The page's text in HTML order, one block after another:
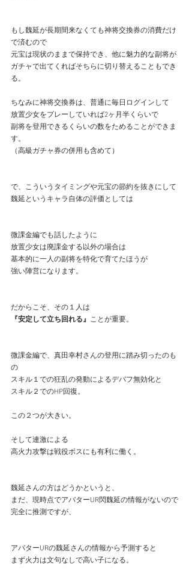
もし魏延が長期間来なくても神将交換券の消費だけ
で済むので
元宝は現状のままで保持でき、他に魅力的な副将が
ガチャで出てくればそちらに切り替えることもでき
る。
ちなみに神将交換券は、普通に毎日ログインして
放置少女をプレーしていれば2ヶ月半くらいで
副将を登用できるくらいの数をためることができま
す。
（高級ガチャ券の併用も含めて）
で、こういうタイミングや元宝の節約を抜きにして
魏延というキャラ自体の評価としては
微課金編でも話したように
放置少女は廃課金する以外の場合は
基本的に一人の副将を特化で育てたほうが
強い陣営になります。
だからこそ、その１人は
『安定して立ち回れる』 ことが重要。
微課金編で、真田幸村さんの登用に踏み切ったのも
の
スキル１での狂乱の発動によるデバフ無効化と
スキル２でのHP回復。
この２つが大きい。
そして連激による
高火力攻撃は戦役ボスにも有利に働く。
魏延さんの方はどうかというと、
まだ、現時点でアバターUR閃魏延の情報がないので
完全に推測ですが、
アバターURの魏延さんの情報から予測すると
まず火力は文句なしで高い子になる。